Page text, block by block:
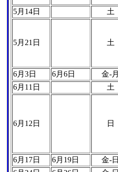
5月14日 土
5月21日 土
6月3日
6月6日 金-月
6月11日
土
6月12日 日
6月17日
6月19日 金-日